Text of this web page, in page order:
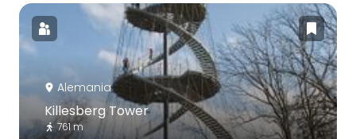
Alemania
Killesberg Tower
761 m